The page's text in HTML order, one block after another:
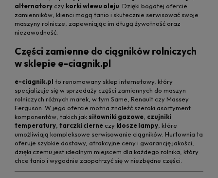
alternatory czy korki wlewu oleju. Dzięki bogatej ofercie
zamienników, klienci mogą tanio i skutecznie serwisować swoje
maszyny rolnicze, zapewniając im długą żywotność oraz
niezawodność.
Części zamienne do ciągników rolniczych
w sklepie e-ciagnik.pl
e-ciagnik.pl to renomowany sklep internetowy, który
specjalizuje się w sprzedaży części zamiennych do maszyn
rolniczych różnych marek, w tym Same, Renault czy Massey
Ferguson. W jego ofercie można znaleźć szeroki asortyment
komponentów, takich jaksiłowniki gazowe czujniki
temperatury tarczki cierne czy klosze lampy , które
umożliwiają kompleksowe serwisowanie ciągników. Hurtownia ta
oferuje szybkie dostawy, atrakcyjne ceny i gwarancję jakości,
dzięki czemu jest idealnym miejscem dla każdego rolnika, który
chce tanio i wygodnie zaopatrzyć się w niezbędne części.